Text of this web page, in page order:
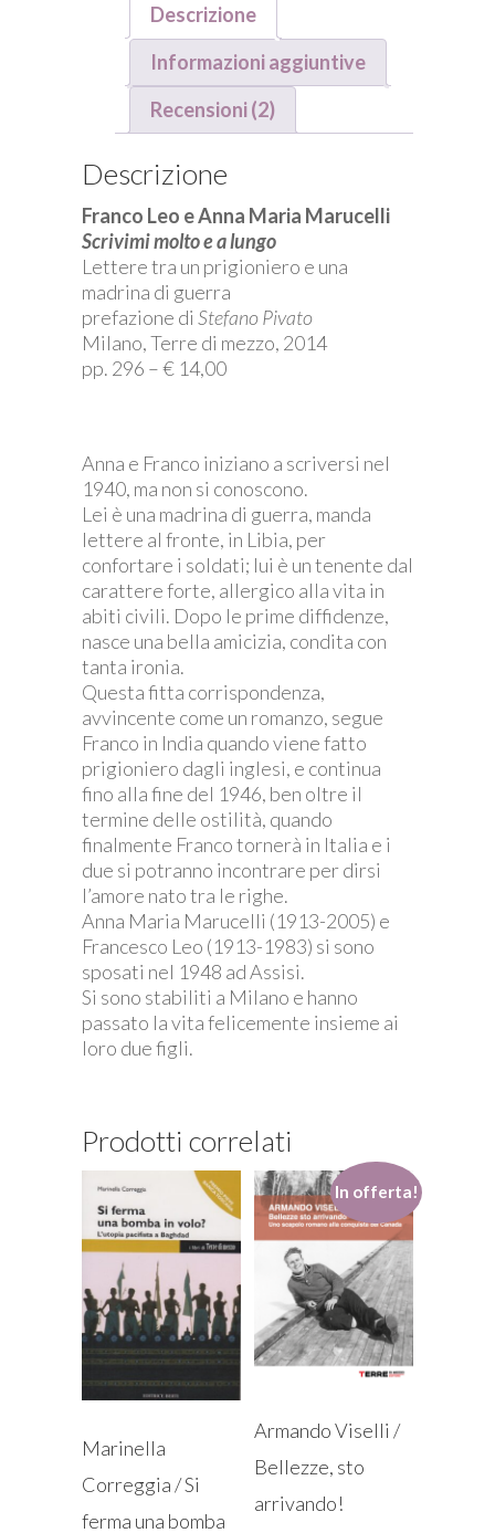
quantità
Descrizione
Informazioni aggiuntive
Recensioni (2)
Descrizione
Franco Leo e Anna Maria Marucelli
Scrivimi molto e a lungo
Lettere tra un prigioniero e una
madrina di guerra
prefazione di Stefano Pivato
Milano, Terre di mezzo, 2014
pp. 296 – € 14,00
Anna e Franco iniziano a scriversi nel
1940, ma non si conoscono.
Lei è una madrina di guerra, manda
lettere al fronte, in Libia, per
confortare i soldati; lui è un tenente dal
carattere forte, allergico alla vita in
abiti civili. Dopo le prime diffidenze,
nasce una bella amicizia, condita con
tanta ironia.
Questa fitta corrispondenza,
avvincente come un romanzo, segue
Franco in India quando viene fatto
prigioniero dagli inglesi, e continua
fino alla fine del 1946, ben oltre il
termine delle ostilità, quando
finalmente Franco tornerà in Italia e i
due si potranno incontrare per dirsi
l’amore nato tra le righe.
Anna Maria Marucelli (1913-2005) e
Francesco Leo (1913-1983) si sono
sposati nel 1948 ad Assisi.
Si sono stabiliti a Milano e hanno
passato la vita felicemente insieme ai
loro due figli.
Prodotti correlati
Marinella
Correggia / Si
ferma una bomba
In offerta!
Armando Viselli /
Bellezze, sto
arrivando!